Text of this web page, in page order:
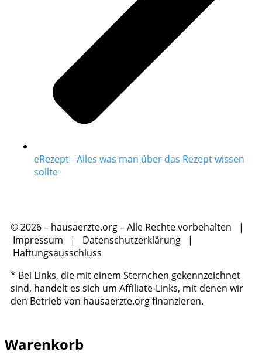
eRezept - Alles was man über das Rezept wissen
sollte
© 2026 – hausaerzte.org – Alle Rechte vorbehalten |
Impressum | Datenschutzerklärung |
Haftungsausschluss
* Bei Links, die mit einem Sternchen gekennzeichnet
sind, handelt es sich um Affiliate-Links, mit denen wir
den Betrieb von hausaerzte.org finanzieren.
Warenkorb